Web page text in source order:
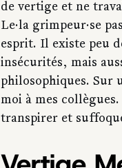
de vertige et ne
Le·la grimpeur·se
esprit. Il existe peu
insécurités, mais
philosophiques. Sur
moi à mes
transpirer et